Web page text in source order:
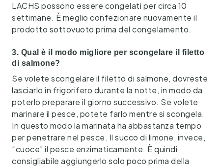
LACHS possono essere congelati per circa 10
settimane. È meglio confezionare nuovamente il
prodotto sottovuoto prima del congelamento.
3. Qual è il modo migliore per scongelare il filetto
di salmone?
Se volete scongelare il filetto di salmone, dovreste
lasciarlo in frigorifero durante la notte, in modo da
poterlo preparare il giorno successivo. Se volete
marinare il pesce, potete farlo mentre si scongela.
In questo modo la marinata ha abbastanza tempo
per penetrare nel pesce. Il succo di limone, invece,
“cuoce” il pesce enzimaticamente. È quindi
consigliabile aggiungerlo solo poco prima della